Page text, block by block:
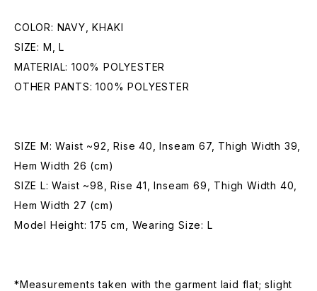
COLOR: NAVY, KHAKI
SIZE: M, L
MATERIAL: 100% POLYESTER
OTHER PANTS: 100% POLYESTER
SIZE M: Waist ~92, Rise 40, Inseam 67, Thigh Width 39,
Hem Width 26 (cm)
SIZE L: Waist ~98, Rise 41, Inseam 69, Thigh Width 40,
Hem Width 27 (cm)
Model Height: 175 cm, Wearing Size: L
*Measurements taken with the garment laid flat; slight